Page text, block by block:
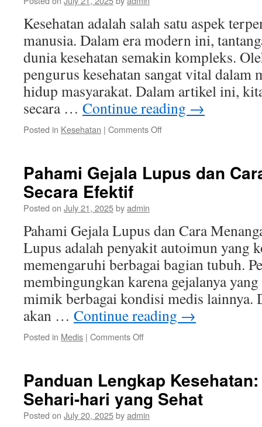
Hepatitis
Kesehatan adalah salah satu aspek
manusia. Dalam era modern ini,
dunia kesehatan semakin kompleks.
pengurus kesehatan sangat vital dalam
hidup masyarakat. Dalam artikel ini,
secara … Continue reading →
Posted in Kesehatan | Comments Offon
dalam
Pahami Gejala Lupus dan
Secara Efektif
Posted on July 21, 2025byadmin
Pahami Gejala Lupus dan Cara
Lupus adalah penyakit autoimun yang
memengaruhi berbagai bagian tubuh.
membingungkan karena gejalanya
mimik berbagai kondisi medis lainnya.
akan … Continue reading →
Posted in Medis | Comments Offon
dan
Cara
Menanganinya
Secara
Panduan Lengkap
Sehari-hari yang Sehat
Posted on July 20, 2025byadmin